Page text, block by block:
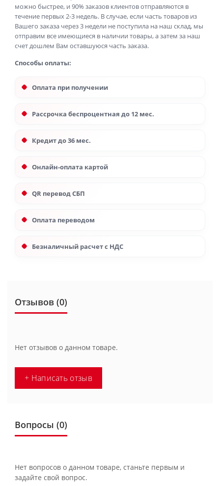
можно быстрее, и 90% заказов клиентов отправляются в
течение первых 2-3 недель. В случае, если часть товаров из
Вашего заказа через 3 недели не поступила на наш склад, мы
отправим все имеющиеся в наличии товары, а затем за наш
счет дошлем Вам оставшуюся часть заказа.
Способы оплаты:
Оплата при получении
Рассрочка беспроцентная до 12 мес.
Кредит до 36 мес.
Онлайн-оплата картой
QR перевод СБП
Оплата переводом
Безналичный расчет с НДС
Отзывов (0)
Нет отзывов о данном товаре.
+ Написать отзыв
Вопросы (0)
Нет вопросов о данном товаре, станьте первым и
задайте свой вопрос.